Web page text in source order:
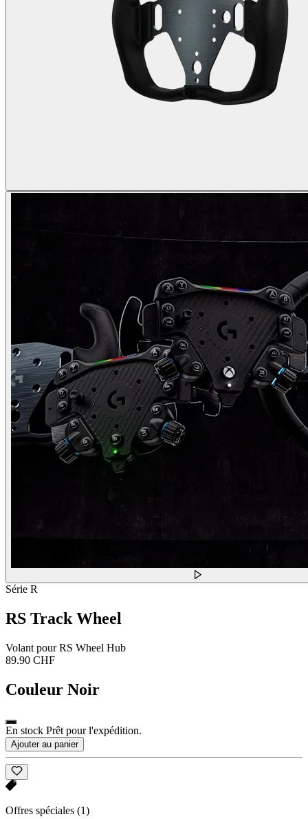
Série R
RS Track Wheel
Volant pour RS Wheel Hub
89.90 CHF
Couleur Noir
En stock Prêt pour l'expédition.
Ajouter au panier
Offres spéciales (1)